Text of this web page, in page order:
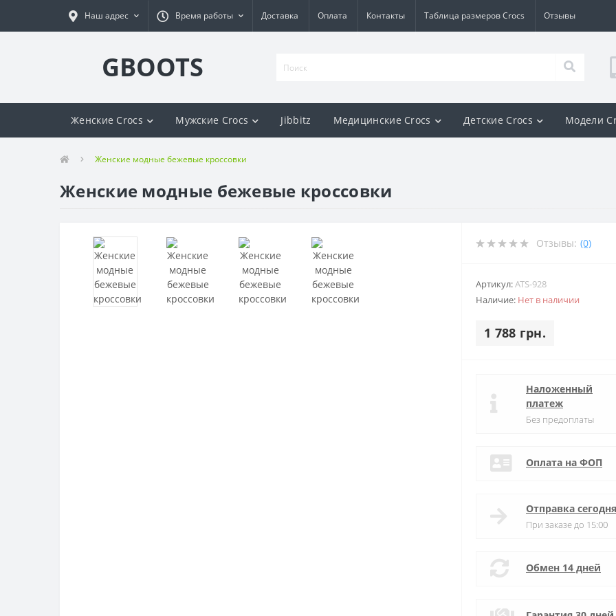
Наш адрес Время работы Доставка Оплата Контакты Таблица размеров Crocs Отзывы
GBOOTS
Женские Crocs Мужские Crocs Jibbitz Медицинские Crocs Детские Crocs Модели
Женские модные бежевые кроссовки
Женские модные бежевые кроссовки
Отзывы: (0)
Артикул:ATS-928
Наличие: Нет в наличии
1 788 грн.
Наложенный
платеж
Без предоплаты
Оплата на ФОП
Отправка сегодня
При заказе до 15:00
Обмен 14 дней